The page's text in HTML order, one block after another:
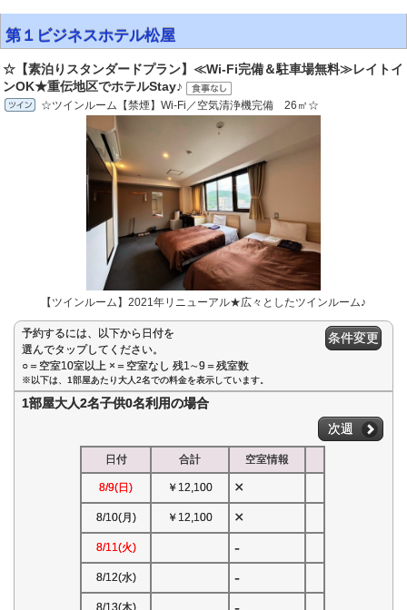
第１ビジネスホテル松屋
☆【素泊りスタンダードプラン】≪Wi-Fi完備＆駐車場無料≫レイトイ
ンOK★重伝地区でホテルStay♪
☆ツインルーム【禁煙】Wi-Fi／空気清浄機完備 26㎡☆
【ツインルーム】2021年リニューアル★広々としたツインルーム♪
予約するには、以下から日付を
選んでタップしてください。
○＝空室10室以上 ×＝空室なし 残1∼9＝残室数
条件変更
※以下は、1部屋あたり大人2名での料金を表示しています。
1部屋大人2名子供0名利用の場合
次週
日付 合計 空室情報
8/9(日) ￥12,100 ×
8/10(月) ￥12,100 ×
8/11(火) -
8/12(水) -
8/13(木)